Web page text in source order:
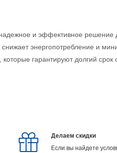
и эффективное
снижает энергопотребление и
гарантируют долгий срок
Делаем скидки
Если вы найдете